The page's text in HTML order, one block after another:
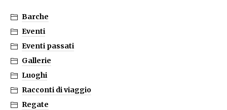
Barche
Eventi
Eventi passati
Gallerie
Luoghi
Racconti di viaggio
Regate